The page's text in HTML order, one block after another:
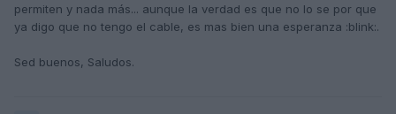
permiten y nada más... aunque la verdad es que no lo se por que
ya digo que no tengo el cable, es mas bien una esperanza :blink:.
Sed buenos, Saludos.